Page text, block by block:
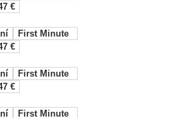
€
First Minute
€
First Minute
€
First Minute